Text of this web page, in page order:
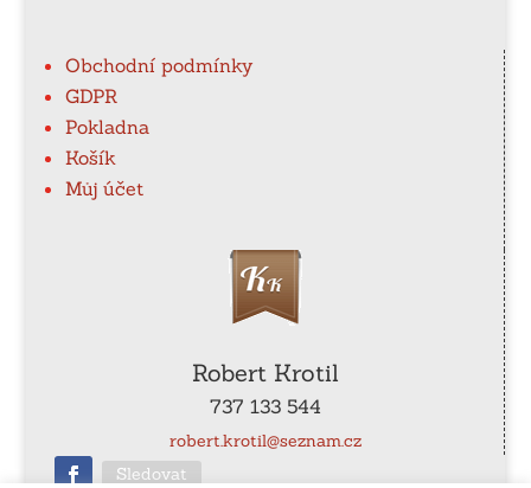
Obchodní podmínky
GDPR
Pokladna
Košík
Můj účet
Robert Krotil
737 133 544
robert.krotil@seznam.cz
Sledovat